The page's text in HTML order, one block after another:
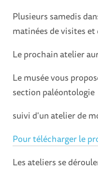
Plusieurs samedis
matinées de visites
Le prochain atelier
Le musée vous
section paléontologie
suivi d'un atelier de
Pour télécharger le
Les ateliers se